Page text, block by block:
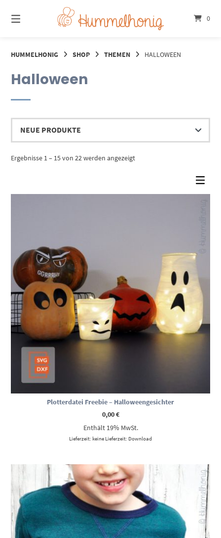
zum
Inhalt
0
HUMMELHONIG SHOP THEMEN HALLOWEEN
Halloween
Ergebnisse 1 – 15 von 22 werden angezeigtNach
Plotterdatei Freebie – Halloweengesichter
0,00€
Enthält 19% MwSt.
Lieferzeit: keine Lieferzeit: Download